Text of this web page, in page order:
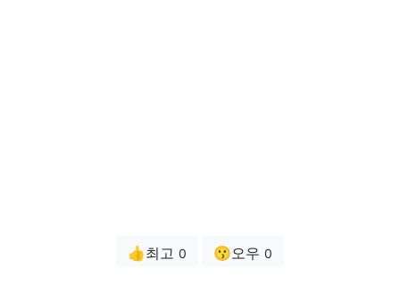
👍최고 0 😗오우 0